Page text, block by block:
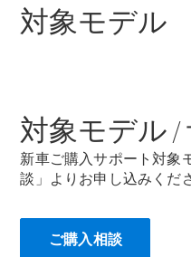
ム
Coupé
対象モデル
対象モデル /
新車ご購入サポート対象
談」よりお申し込みくだ
ご購入相談